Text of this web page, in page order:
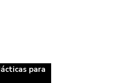
para